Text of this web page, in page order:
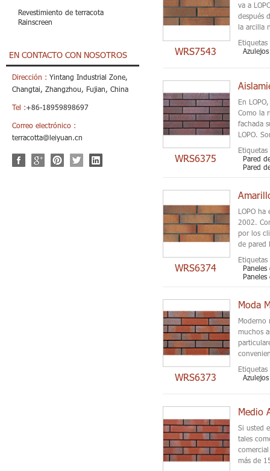
Revestimiento de terracota
Rainscreen
EN CONTACTO CON NOSOTROS
Dirección : Yintang Industrial Zone,
Changtai, Zhangzhou, Fujian, China
Tel :+86-18959898697
Correo electrónico :
terracotta@leiyuan.cn
WRS7543
va a
después
la arcilla
WRS6375
En
Como la
fachada
LOPO.
Pared
Pared
WRS6374
LOPO
2002.
por los
de pared
WRS6373
Moda
Moderno
muchos
Si usted
tales
más de